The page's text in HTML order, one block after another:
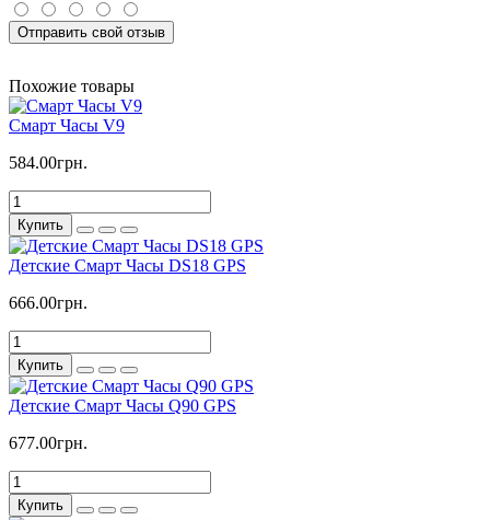
Отправить свой отзыв
Похожие товары
Смарт Часы V9
584.00грн.
Купить
Детские Смарт Часы DS18 GPS
666.00грн.
Купить
Детские Смарт Часы Q90 GPS
677.00грн.
Купить